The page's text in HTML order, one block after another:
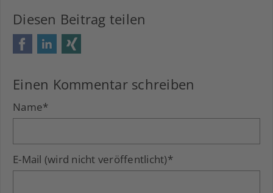
Diesen Beitrag teilen
FacebookLinkedIn
Einen Kommentar schreiben
Name*
E-Mail (wird nicht veröffentlicht)*